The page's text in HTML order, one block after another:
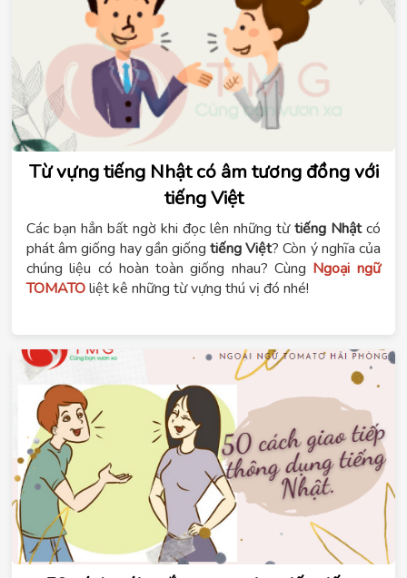
Từ vựng tiếng Nhật có âm tương đồng với
tiếng Việt
Các bạn hẳn bất ngờ khi đọc lên những từtiếng Nhậtcó
phát âm giống hay gần giống tiếng Việt? Còn ý nghĩa của
chúng liệu có hoàn toàn giống nhau? Cùng Ngoại ngữ
TOMATOliệt kê những từ vựng thú vị đó nhé!